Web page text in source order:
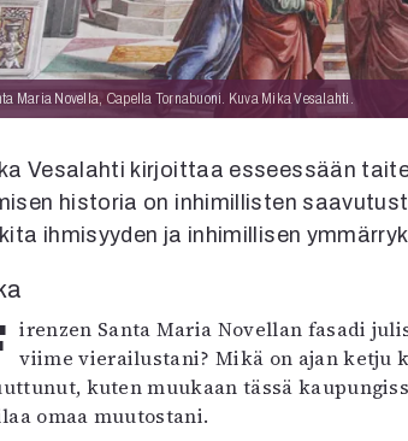
Maria Novella, Capella Tornabuoni. Kuva Mika Vesalahti.
Vesalahti kirjoittaa esseessään
historia on inhimillisten
ihmisyyden ja inhimillisen
virrannut viime vierailustani? Mikä on ajan ketju
kuten muukaan tässä
omaa muutostani.